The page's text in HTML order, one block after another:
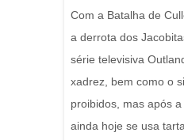
Com a Batalha de
a derrota dos
série televisiva
xadrez, bem como o
proibidos, mas após
ainda hoje se usa